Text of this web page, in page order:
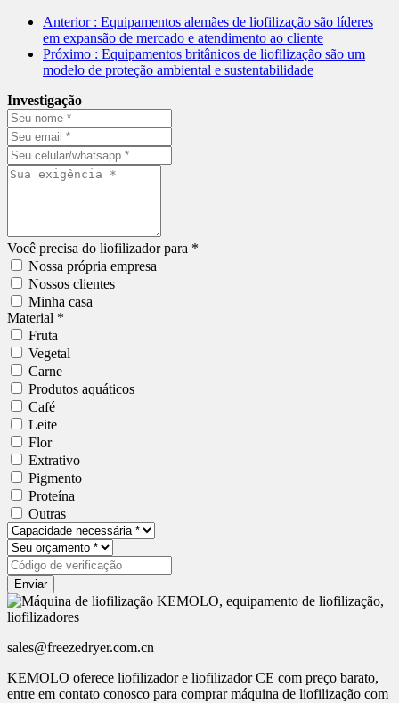
Anterior : Equipamentos alemães de liofilização são líderes
em expansão de mercado e atendimento ao cliente
Próximo : Equipamentos britânicos de liofilização são um
modelo de proteção ambiental e sustentabilidade
Investigação
Você precisa do liofilizador para *
Nossa própria empresa
Nossos clientes
Minha casa
Material *
Fruta
Vegetal
Carne
Produtos aquáticos
Café
Leite
Flor
Extrativo
Pigmento
Proteína
Outras
Enviar
sales@freezedryer.com.cn
KEMOLO oferece liofilizador e liofilizador CE com preço barato,
entre em contato conosco para comprar máquina de liofilização com